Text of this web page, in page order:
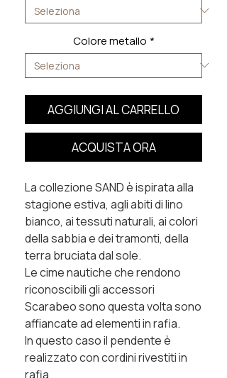
Colore metallo *
AGGIUNGI AL CARRELLO
ACQUISTA ORA
La collezione SAND è ispirata alla
stagione estiva, agli abiti di lino
bianco, ai tessuti naturali, ai colori
della sabbia e dei tramonti, della
terra bruciata dal sole.
Le cime nautiche che rendono
riconoscibili gli accessori
Scarabeo sono questa volta sono
affiancate ad elementi in rafia.
In questo caso il pendente è
realizzato con cordini rivestiti in
rafia.